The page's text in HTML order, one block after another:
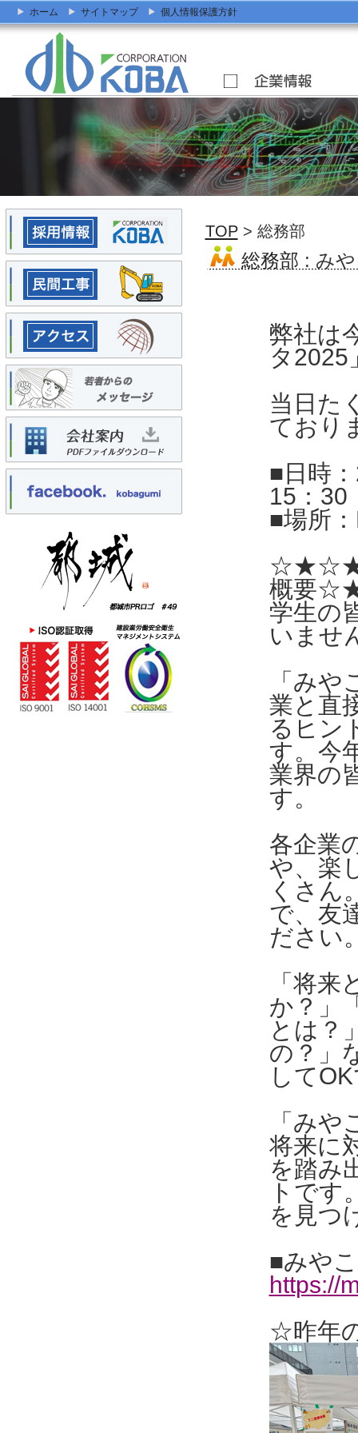
ホーム サイトマップ 個人情報保護方針
TOP> 総務部
総務部 : み
弊社は
タ2025
当日た
ており
■日時
15：30
■場所
☆★☆★
概要
学生の
いませ
「み
業と直
るヒン
す。今
業界の
す。
各企業
や、楽
くさん
で、友
ださい
「将
か？」
とは？
の？」
して
「み
将来に
を踏み
トです
を見つ
■みや
https://
☆昨年